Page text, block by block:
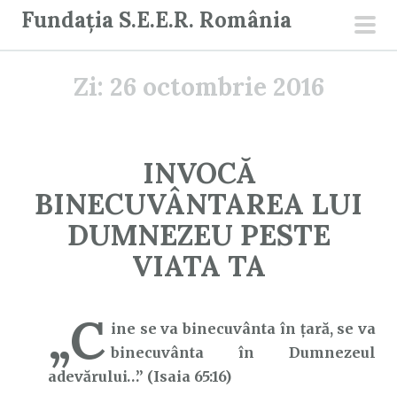
Fundația S.E.E.R. România
Zi: 26 octombrie 2016
INVOCĂ
BINECUVÂNTAREA LUI
DUMNEZEU PESTE
VIATA TA
„C ine se va binecuvânta în ţară, se va
binecuvânta în Dumnezeul
adevărului…” (Isaia 65:16)